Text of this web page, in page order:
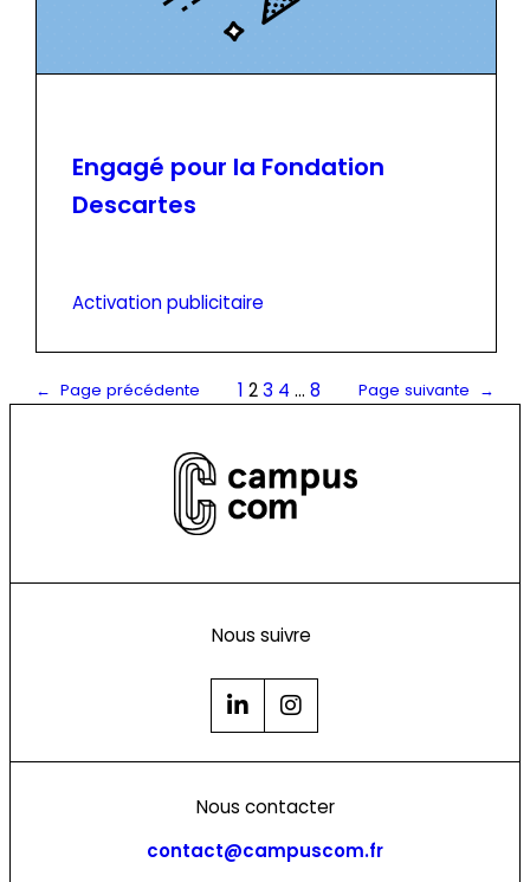
Engagé pour la Fondation
Descartes
Activation publicitaire
← Page précédente 1 23 4 … 8 Page suivante →
Nous suivre
Nous contacter
contact@campuscom.fr